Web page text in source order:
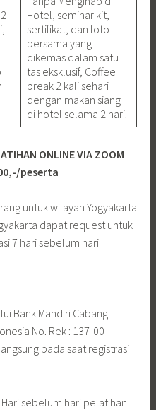
Hotel, seminar kit,
sertifikat, dan foto
bersama yang
dikemas dalam satu
tas eksklusif, Coffee
break 2 kali sehari
dengan makan siang
di hotel selama 2 hari.
ONLINE VIA ZOOM
peserta
untuk wilayah Yogyakarta
dapat request untuk
7 hari sebelum hari
Bank Mandiri Cabang
No. Rek : 137-00-
pada saat registrasi
sebelum hari pelatihan